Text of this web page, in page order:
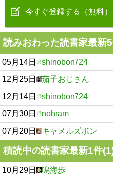
今すぐ登録する（無料）
読みおわった読書家最新
05月14日 shinobon724
12月25日 茄子おじさん
12月14日 shinobon724
07月30日 nohram
07月20日 キャメルズボン
積読中の読書家最新1件
10月29日 鳴海歩